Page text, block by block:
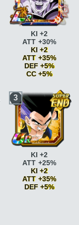
Dimension des
dieuxATT +15% CC
+5%
Look trompeur
+10%
Look trompeur
+10% DEF +10%
époustouflanteKI
+2
Vitesse
époustouflante
+2 DEF +5%
Combat acharnéATT
+15%
Combat acharné
+20%
Dimension des
dieuxATT +15%
Dimension des
KI +2
ATT +30%
KI +2
ATT +35%
DEF +5%
CC +5%
3
KI +2
ATT +25%
KI +2
ATT +35%
DEF +5%